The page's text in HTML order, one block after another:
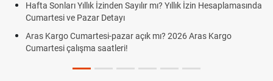
Hafta Sonları Yıllık İzinden Sayılır mı? Yıllık İzin Hesaplamasında
Cumartesi ve Pazar Detayı
Aras Kargo Cumartesi-pazar açık mı? 2026 Aras Kargo
Cumartesi çalışma saatleri!